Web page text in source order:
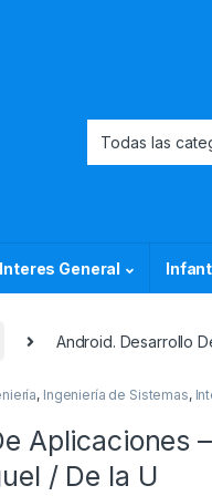
Interes General
Android. Desarrollo
, Ingeniería de Sistemas,
Aplicaciones –
/ De la U